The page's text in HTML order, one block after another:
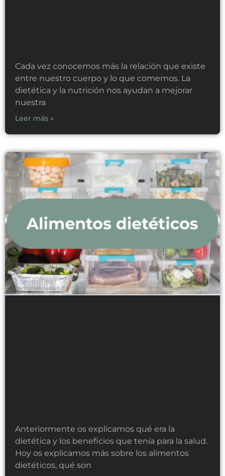
Cada vez conocemos más la relación que existe
entre nuestro cuerpo y lo que comemos. La
dietética y la nutrición nos ayudan a mejorar
nuestra
Leer más »
Anteriormente os explicamos qué era la
dietética y los beneficios que tenía para la salud.
Hoy os explicamos más sobre los alimentos
dietéticos, qué son